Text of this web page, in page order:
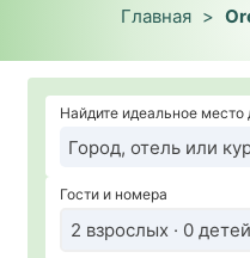
Главная >
Найдите идеальное место
Гости и номера
2 взрослых · 0